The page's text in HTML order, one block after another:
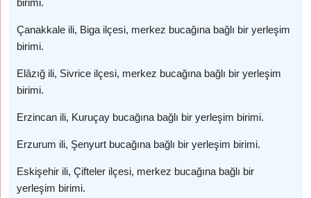
birimi.
Çanakkale ili, Biga ilçesi, merkez bucağına bağlı bir yerleşim
birimi.
Elâzığ ili, Sivrice ilçesi, merkez bucağına bağlı bir yerleşim
birimi.
Erzincan ili, Kuruçay bucağına bağlı bir yerleşim birimi.
Erzurum ili, Şenyurt bucağına bağlı bir yerleşim birimi.
Eskişehir ili, Çifteler ilçesi, merkez bucağına bağlı bir
yerleşim birimi.